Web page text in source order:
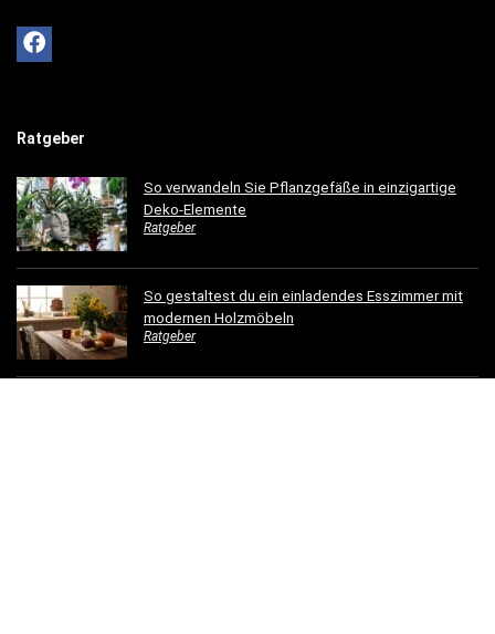
Ratgeber
So verwandeln Sie Pflanzgefäße in einzigartige
Deko-Elemente
Ratgeber
So gestaltest du ein einladendes Esszimmer mit
modernen Holzmöbeln
Ratgeber